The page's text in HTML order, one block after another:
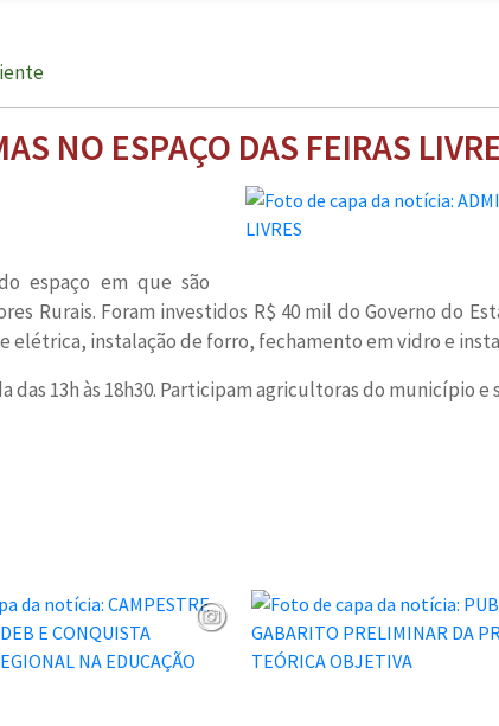
NO ESPAÇO DAS FEIRAS
espaço em que são
Rurais. Foram investidos R$ 40 mil do Governo do
elétrica, instalação de forro, fechamento em vidro e
das 13h às 18h30. Participam agricultoras do município